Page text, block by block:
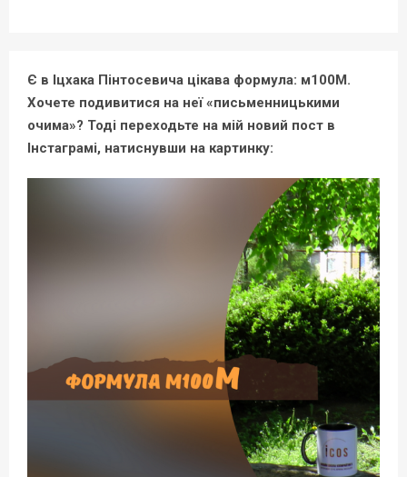
Є в Іцхака Пінтосевича цікава формула: м100М.
Хочете подивитися на неї «письменницькими
очима»? Тоді переходьте на мій новий пост в
Інстаграмі, натиснувши на картинку: